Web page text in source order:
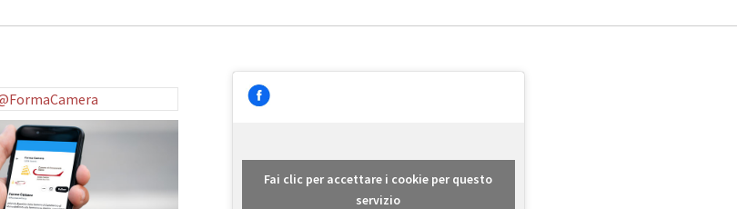
Fai clic per accettare i cookie per questo
servizio